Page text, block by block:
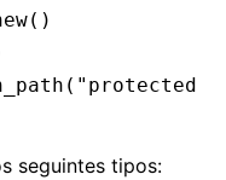
()
( "protected"
seguintes tipos: